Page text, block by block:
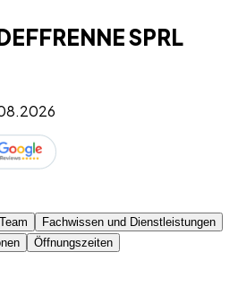
SPRL
Fachwissen und Dienstleistungen
Öffnungszeiten